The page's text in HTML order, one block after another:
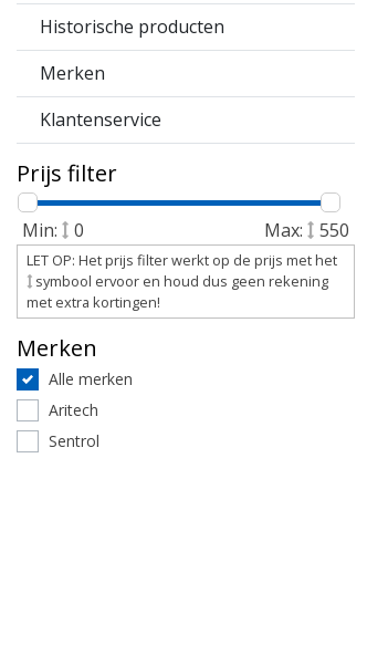
Historische producten
Merken
Klantenservice
Prijs filter
Min: 0 Max: 550
LET OP: Het prijs filter werkt op de prijs met het
symbool ervoor en houd dus geen rekening
met extra kortingen!
Merken
Alle merken
Aritech
Sentrol